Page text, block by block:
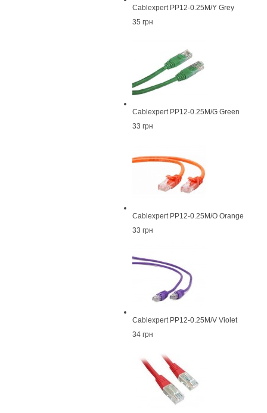
Cablexpert PP12-0.25M/Y Grey
35 грн
Cablexpert PP12-0.25M/G Green
33 грн
Cablexpert PP12-0.25M/O Orange
33 грн
Cablexpert PP12-0.25M/V Violet
34 грн